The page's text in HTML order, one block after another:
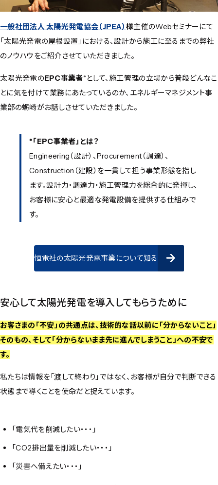
一般社団法人 太陽光発電協会（JPEA）様主催のWebセミナーにて
「太陽光発電の屋根設置」における、設計から施工に至るまでの弊社
のノウハウをご紹介させていただきました。
太陽光発電のEPC事業者*として、施工管理の立場から普段どんなこ
とに気を付けて業務にあたっているのか、エネルギーマネジメント事
業部の蛎崎がお話しさせていただきました。
*「EPC事業者」とは？
Engineering（設計）、Procurement（調達）、
Construction（建設）を一貫して担う事業形態を指し
ます。設計力・調達力・施工管理力を総合的に発揮し、
お客様に安心と最適な発電設備を提供する仕組みで
す。
恒電社の太陽光発電事業について知る
安心して太陽光発電を導入してもらうために
お客さまの「不安」の共通点は、技術的な話以前に「分からないこと」
そのもの、そして「分からないまま先に進んでしまうこと」への不安で
す。
私たちは情報を「渡して終わり」ではなく、お客様が自分で判断できる
状態まで導くことを使命だと捉えています。
「電気代を削減したい・・・」
「CO2排出量を削減したい・・・」
「災害へ備えたい・・・」